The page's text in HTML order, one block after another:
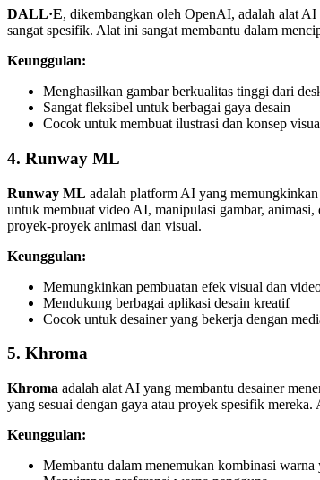
DALL·E, dikembangkan oleh OpenAI, adalah alat
sangat spesifik. Alat ini sangat membantu dalam
Keunggulan:
Menghasilkan gambar berkualitas tinggi dari
Sangat fleksibel untuk berbagai gaya desain
Cocok untuk membuat ilustrasi dan konsep
4. Runway ML
Runway ML adalah platform AI yang
untuk membuat video AI, manipulasi gambar,
proyek-proyek animasi dan visual.
Keunggulan:
Memungkinkan pembuatan efek visual dan
Mendukung berbagai aplikasi desain kreatif
Cocok untuk desainer yang bekerja dengan
5. Khroma
Khroma adalah alat AI yang membantu desainer
yang sesuai dengan gaya atau proyek spesifik
Keunggulan:
Membantu dalam menemukan kombinasi warna